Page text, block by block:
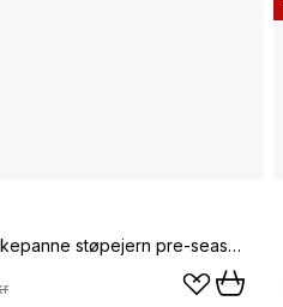
Victoria stekepanne støpejern pre-seasoned, Ø30 cm